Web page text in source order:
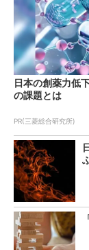
日本の創薬力低
の課題とは
PR(三菱総合研究所)